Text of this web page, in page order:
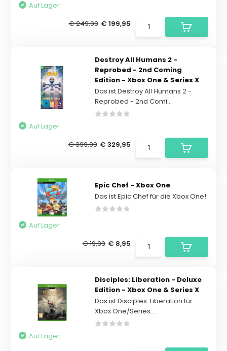
Auf Lager
€ 249,99 € 199,95
Destroy All Humans 2 -
Reprobed - 2nd Coming
Edition - Xbox One & Series X
Das ist Destroy All Humans 2 -
Reprobed - 2nd Comi...
Auf Lager
€ 399,99 € 329,95
Epic Chef - Xbox One
Das ist Epic Chef für die Xbox One!
Auf Lager
€ 19,99 € 8,95
Disciples: Liberation - Deluxe
Edition - Xbox One & Series X
Das ist Disciples: Liberation für
Xbox One/Series...
Auf Lager